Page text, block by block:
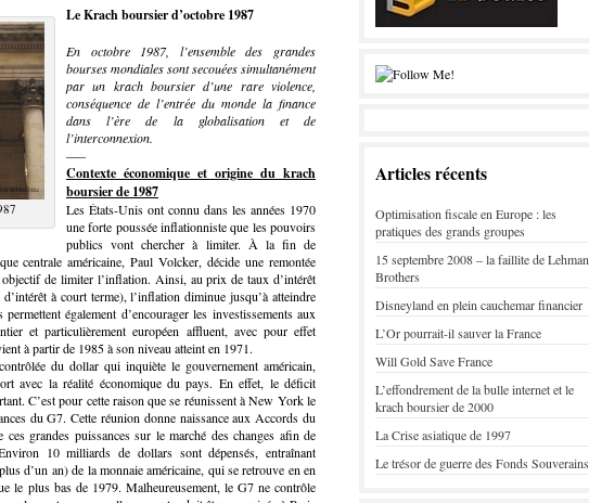
Le Krach boursier d’octobre 1987
En octobre 1987, l’ensemble des grandes
bourses mondiales sont secouées simultanément
par un krach boursier d’une rare violence,
conséquence de l’entrée du monde la finance
dans l’ère de la globalisation et de
l’interconnexion.
—–
Contexte économique et origine du krach
boursier de 1987
Les États-Unis ont connu dans les années 1970
une forte poussée inflationniste que les pouvoirs
publics vont chercher à limiter. À la fin de
centrale américaine, Paul Volcker, décide une remontée
de limiter l’inflation. Ainsi, au prix de taux d’intérêt
à court terme), l’inflation diminue jusqu’à atteindre
également d’encourager les investissements aux
et particulièrement européen affluent, avec pour effet
à partir de 1985 à son niveau atteint en 1971.
du dollar qui inquiète le gouvernement américain,
avec la réalité économique du pays. En effet, le déficit
C’est pour cette raison que se réunissent à New York le
du G7. Cette réunion donne naissance aux Accords du
grandes puissances sur le marché des changes afin de
10 milliards de dollars sont dépensés, entraînant
d’un an) de la monnaie américaine, qui se retrouve en en
le plus bas de 1979. Malheureusement, le G7 ne contrôle
Articles récents
Optimisation fiscale en Europe : les
pratiques des grands groupes
15 septembre 2008 – la faillite de Lehman
Brothers
Disneyland en plein cauchemar financier
L’Or pourrait-il sauver la France
Will Gold Save France
L’effondrement de la bulle internet et le
krach boursier de 2000
La Crise asiatique de 1997
Le trésor de guerre des Fonds Souverains